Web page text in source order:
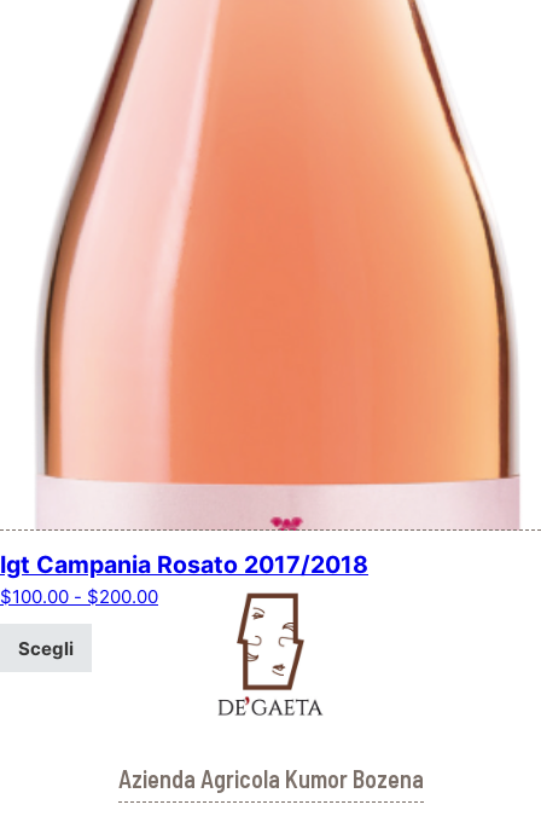
Igt Campania Rosato 2017/2018
$100.00 - $200.00Fascia di prezzo: da $100.00 a $200.00
Scegli
Azienda Agricola Kumor Bozena